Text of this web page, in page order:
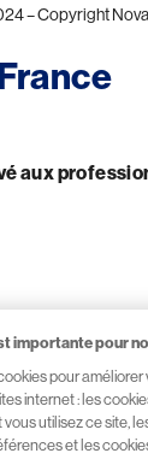
– Copyright
aux
importante pour
pour
internet : les
utilisez ce site,
et les